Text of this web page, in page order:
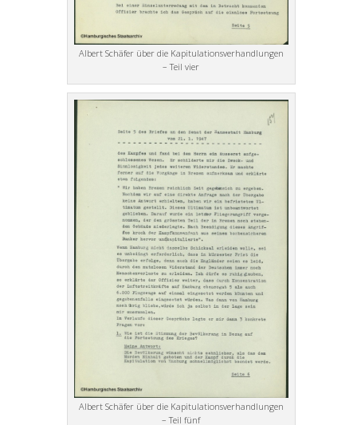
Albert Schäfer über die Kapitulationsverhandlungen
– Teil vier
Albert Schäfer über die Kapitulationsverhandlungen
– Teil fünf